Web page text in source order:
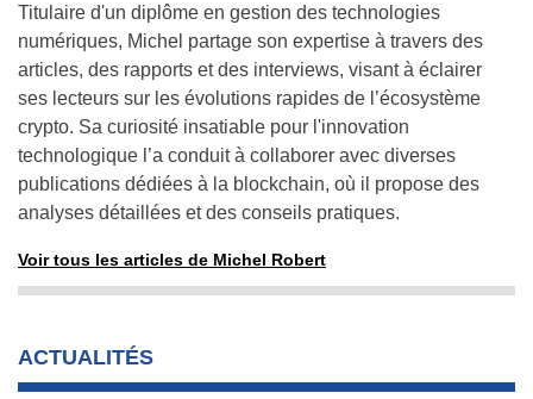
Titulaire d'un diplôme en gestion des technologies
numériques, Michel partage son expertise à travers des
articles, des rapports et des interviews, visant à éclairer
ses lecteurs sur les évolutions rapides de l’écosystème
crypto. Sa curiosité insatiable pour l'innovation
technologique l’a conduit à collaborer avec diverses
publications dédiées à la blockchain, où il propose des
analyses détaillées et des conseils pratiques.
Voir tous les articles de Michel Robert
ACTUALITÉS